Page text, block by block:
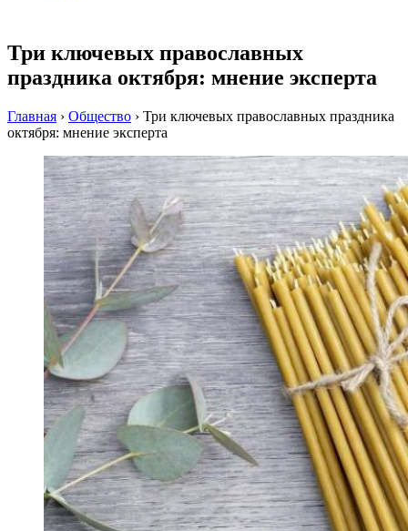
Три ключевых православных
праздника октября: мнение эксперта
Главная › Общество › Три ключевых православных праздника
октября: мнение эксперта